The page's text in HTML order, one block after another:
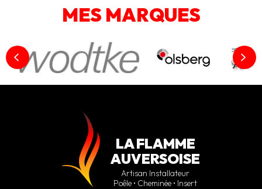
MES MARQUES
LA FLAMME
AUVERSOISE
Artisan Installateur
Poêle • Cheminée • Insert